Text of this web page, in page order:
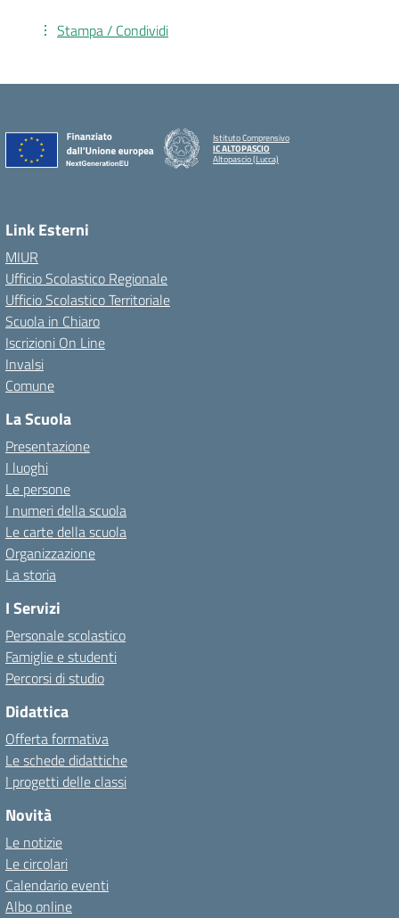
Stampa / Condividi
Istituto Comprensivo
IC ALTOPASCIO
Altopascio (Lucca)
Link Esterni
MIUR
Ufficio Scolastico Regionale
Ufficio Scolastico Territoriale
Scuola in Chiaro
Iscrizioni On Line
Invalsi
Comune
La Scuola
Presentazione
I luoghi
Le persone
I numeri della scuola
Le carte della scuola
Organizzazione
La storia
I Servizi
Personale scolastico
Famiglie e studenti
Percorsi di studio
Didattica
Offerta formativa
Le schede didattiche
I progetti delle classi
Novità
Le notizie
Le circolari
Calendario eventi
Albo online